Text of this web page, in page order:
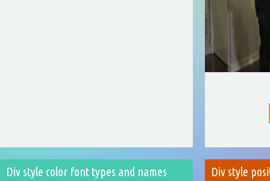
Div style color font types and names Div style